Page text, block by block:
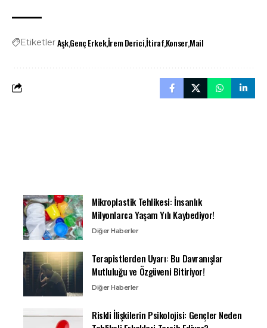
EtiketlerAşkGenç Erkekİrem DericiİtirafKonserMail
Mikroplastik Tehlikesi: İnsanlık
Milyonlarca Yaşam Yılı Kaybediyor!
Diğer Haberler
Terapistlerden Uyarı: Bu Davranışlar
Mutluluğu ve Özgüveni Bitiriyor!
Diğer Haberler
Riskli İlişkilerin Psikolojisi: Gençler Neden